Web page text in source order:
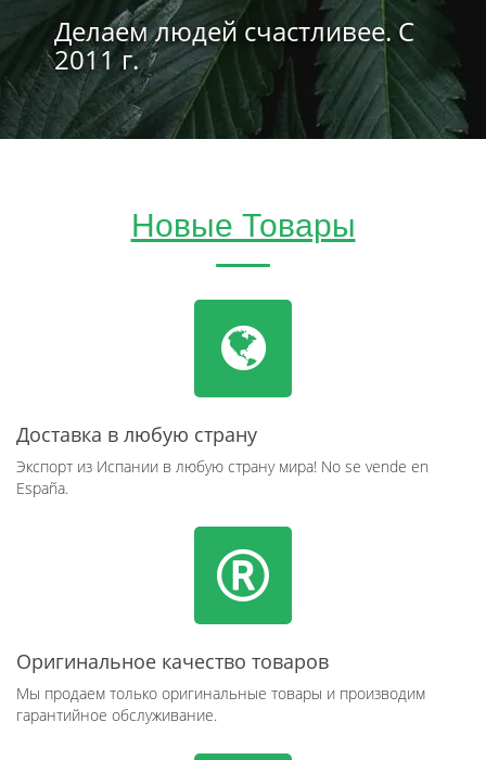
Делаем людей счастливее. С
2011 г.
Новые Товары
Доставка в любую страну
Экспорт из Испании в любую страну мира! No se vende en
España.
Оригинальное качество товаров
Мы продаем только оригинальные товары и производим
гарантийное обслуживание.